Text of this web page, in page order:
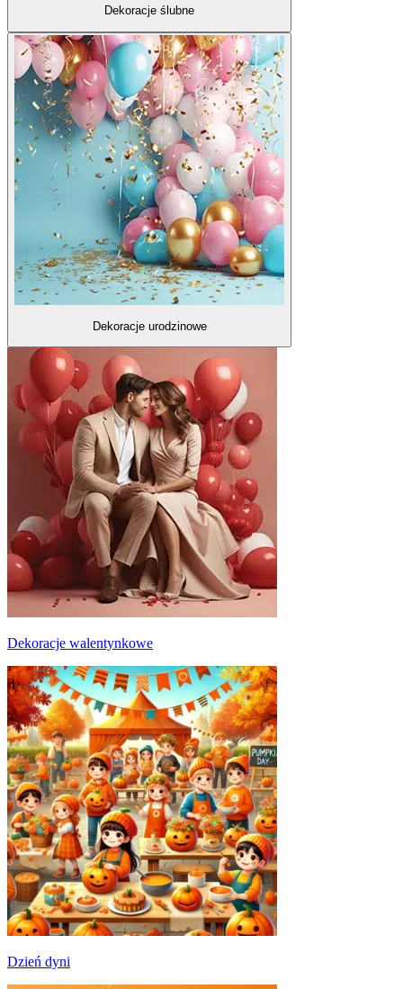
Dekoracje ślubne
Dekoracje urodzinowe
Dekoracje walentynkowe
Dzień dyni